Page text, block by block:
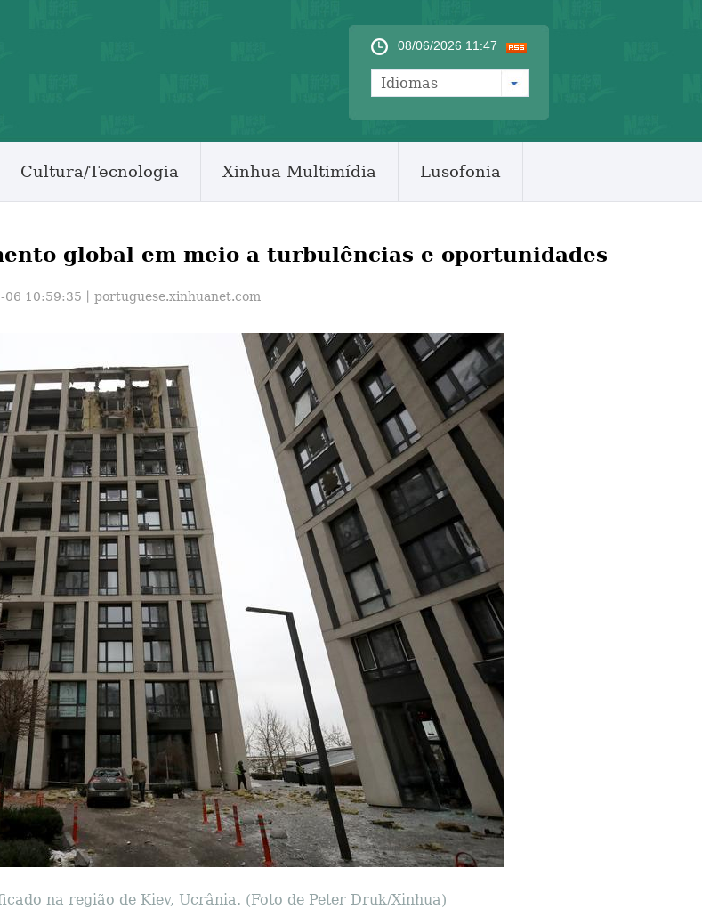
08/06/2026 11:47
Idiomas
Cultura/Tecnologia Xinhua Multimídia Lusofonia
global em meio a turbulências e oportunidades
10:59:35丨 portuguese.xinhuanet.com
na região de Kiev, Ucrânia. (Foto de Peter Druk/Xinhua)